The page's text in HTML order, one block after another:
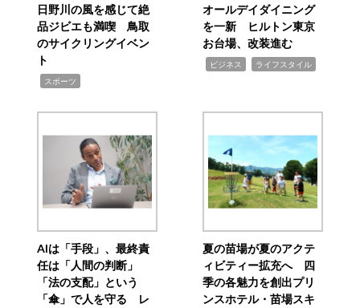
日野川の風を感じて絶
品ジビエも満喫 鳥取
のサイクリングイベン
ト
スポーツ
オールデイダイニング
を一新 ヒルトン東京
お台場、改装進む
ビジネス ライフスタイル
AIは「手段」、最終責
任は「人間の判断」
「法の支配」という
「傘」で人を守る レ
夏の苗場が夏のアクテ
ィビティー拡充へ 四
季の各魅力を創出プリ
ンスホテル・苗場スキ